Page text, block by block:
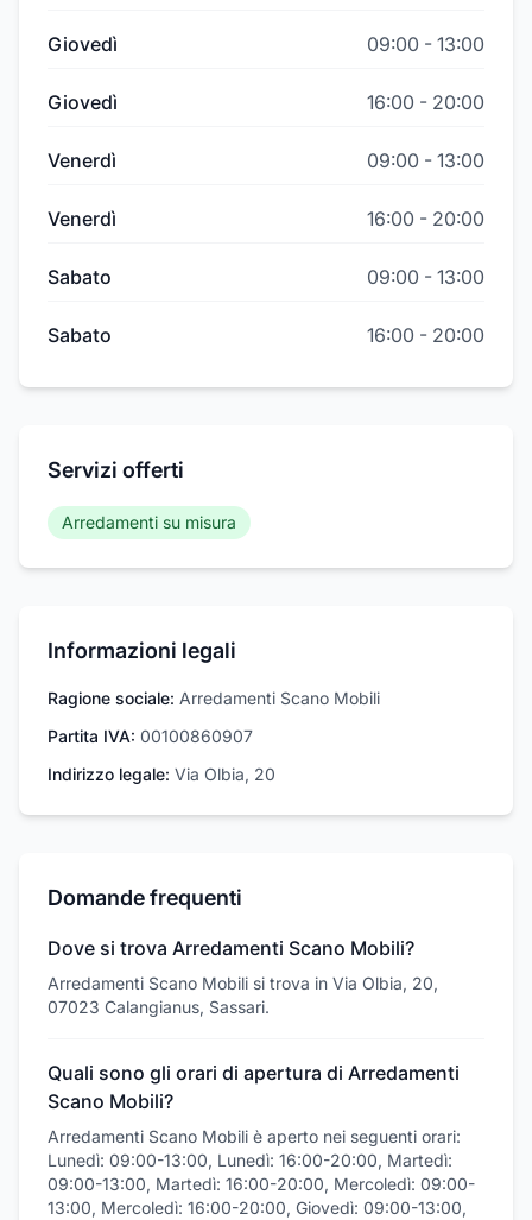
Giovedì 09:00 - 13:00
Giovedì 16:00 - 20:00
Venerdì 09:00 - 13:00
Venerdì 16:00 - 20:00
Sabato 09:00 - 13:00
Sabato 16:00 - 20:00
Servizi offerti
Arredamenti su misura
Informazioni legali
Ragione sociale: Arredamenti Scano Mobili
Partita IVA: 00100860907
Indirizzo legale: Via Olbia, 20
Domande frequenti
Dove si trova Arredamenti Scano Mobili?
Arredamenti Scano Mobili si trova in Via Olbia, 20,
07023 Calangianus, Sassari.
Quali sono gli orari di apertura di Arredamenti
Scano Mobili?
Arredamenti Scano Mobili è aperto nei seguenti orari:
Lunedì: 09:00-13:00, Lunedì: 16:00-20:00, Martedì:
09:00-13:00, Martedì: 16:00-20:00, Mercoledì: 09:00-
13:00, Mercoledì: 16:00-20:00, Giovedì: 09:00-13:00,